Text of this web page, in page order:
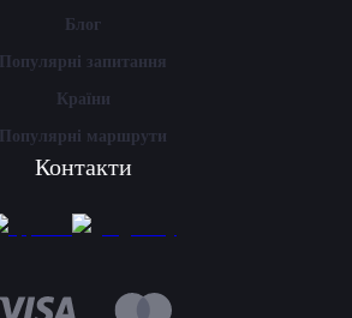
Блог
Популярні запитання
Країни
Популярні маршрути
Контакти